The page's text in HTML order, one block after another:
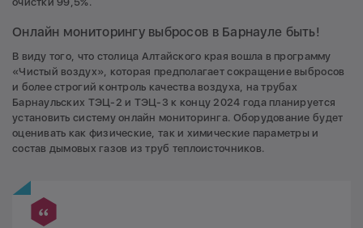
Онлайн мониторингу выбросов в Барнауле быть!
В виду того, что столица Алтайского края вошла в программу
«Чистый воздух», которая предполагает сокращение выбросов
и более строгий контроль качества воздуха, на трубах
Барнаульских ТЭЦ-2 и ТЭЦ-3 к концу 2024 года планируется
установить систему онлайн мониторинга. Оборудование будет
оценивать как физические, так и химические параметры и
состав дымовых газов из труб теплоисточников.